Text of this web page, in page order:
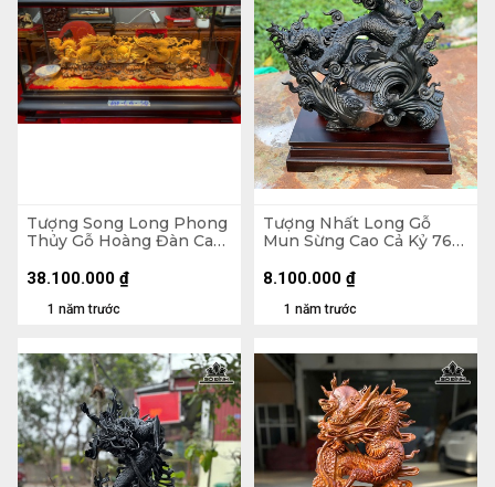
Tượng Song Long Phong
Thủy Gỗ Hoàng Đàn Cao
1 năm trước
38.100.000 ₫
Tượng Nhất Long Gỗ
Mun Sừng Cao Cả Kỷ 76
Kỷ Cao 10 (cm)
1 năm trước
8.100.000 ₫